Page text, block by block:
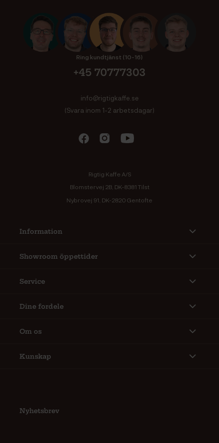
Ring kundtjänst (10-16)
+45 70777303
info@rigtigkaffe.se
(Svara inom 1-2 arbetsdagar)
Rigtig Kaffe A/S
Blomstervej 2B, DK-8381 Tilst
Nybrovej 91, DK-2820 Gentofte
Information
Showroom öppettider
Service
Dine fordele
Om os
Kunskap
Nyhetsbrev